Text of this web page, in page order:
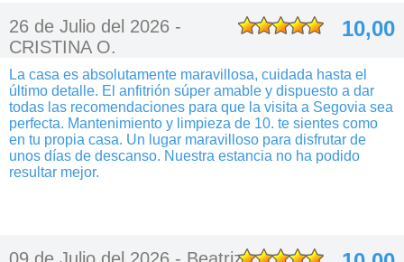
26 de Julio del 2026 -
CRISTINA O.
10,00
La casa es absolutamente maravillosa, cuidada hasta el
último detalle. El anfitrión súper amable y dispuesto a dar
todas las recomendaciones para que la visita a Segovia sea
perfecta. Mantenimiento y limpieza de 10. te sientes como
en tu propia casa. Un lugar maravilloso para disfrutar de
unos días de descanso. Nuestra estancia no ha podido
resultar mejor.